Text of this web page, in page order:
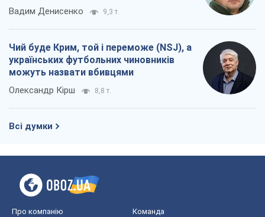
Вадим Денисенко 9,3 т.
Чий буде Крим, той і переможе (NSJ), а
українських футбольних чиновників
можуть назвати вбивцями
Олександр Кірш 8,8 т.
Всі думки
Про компанію Команда